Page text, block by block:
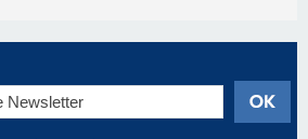
reviendra pas avant 2081
Où s'installer en Corse pour
du spectacle ?
de saison marqué par une
dans les restaurants